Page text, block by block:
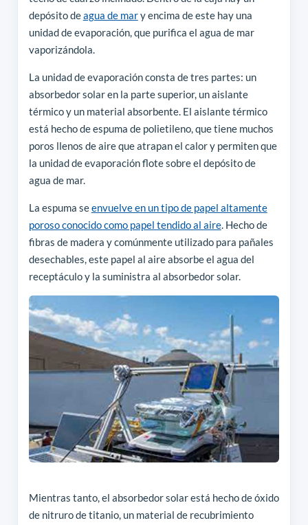
depósito deagua de mary encima de este hay una
unidad de evaporación, que purifica el agua de mar
vaporizándola.
La unidad de evaporación consta de tres partes: un
absorbedor solar en la parte superior, un aislante
térmico y un material absorbente. El aislante térmico
está hecho de espuma de polietileno, que tiene muchos
poros llenos de aire que atrapan el calor y permiten que
la unidad de evaporación flote sobre el depósito de
agua de mar.
La espuma seenvuelve en un tipo de papel altamente
poroso conocido como papel tendido al aire. Hecho de
fibras de madera y comúnmente utilizado para pañales
desechables, este papel al aire absorbe el agua del
receptáculo y la suministra al absorbedor solar.
Mientras tanto, el absorbedor solar está hecho de óxido
de nitruro de titanio, un material de recubrimiento